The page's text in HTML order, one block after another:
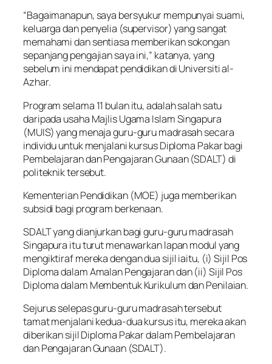
“Bagaimanapun, saya bersyukur mempunyai suami,
keluarga dan penyelia (supervisor) yang sangat
memahami dan sentiasa memberikan sokongan
sepanjang pengajian saya ini,” katanya, yang
sebelum ini mendapat pendidikan di Universiti al-
Azhar.
Program selama 11 bulan itu, adalah salah satu
daripada usaha Majlis Ugama Islam Singapura
(MUIS) yang menaja guru-guru madrasah secara
individu untuk menjalani kursus Diploma Pakar bagi
Pembelajaran dan Pengajaran Gunaan (SDALT) di
politeknik tersebut.
Kementerian Pendidikan (MOE) juga memberikan
subsidi bagi program berkenaan.
SDALT yang dianjurkan bagi guru-guru madrasah
Singapura itu turut menawarkan lapan modul yang
mengiktiraf mereka dengan dua sijil iaitu, (i) Sijil Pos
Diploma dalam Amalan Pengajaran dan (ii) Sijil Pos
Diploma dalam Membentuk Kurikulum dan Penilaian.
Sejurus selepas guru-guru madrasah tersebut
tamat menjalani kedua-dua kursus itu, mereka akan
diberikan sijil Diploma Pakar dalam Pembelajaran
dan Pengajaran Gunaan (SDALT).